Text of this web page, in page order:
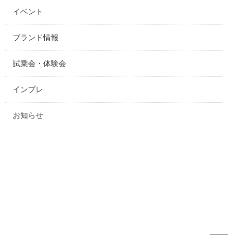
イベント
ブランド情報
試乗会・体験会
インプレ
お知らせ